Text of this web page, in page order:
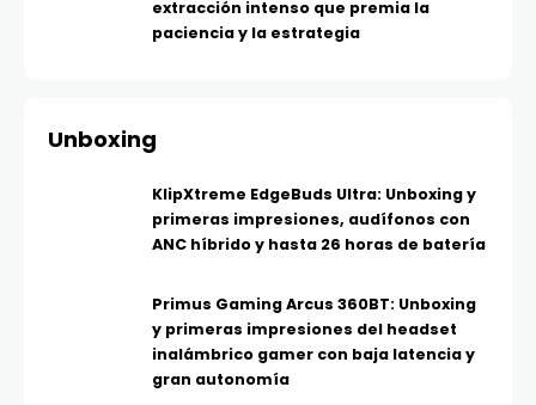
extracción intenso que premia la
paciencia y la estrategia
Unboxing
KlipXtreme EdgeBuds Ultra: Unboxing y
primeras impresiones, audífonos con
ANC híbrido y hasta 26 horas de batería
Primus Gaming Arcus 360BT: Unboxing
y primeras impresiones del headset
inalámbrico gamer con baja latencia y
gran autonomía